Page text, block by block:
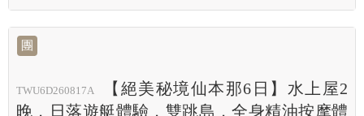
團
TWU6D260817A
【絕美秘境仙本那6日】水上屋2
晚．日落遊艇體驗．雙跳島．全身精油按摩體